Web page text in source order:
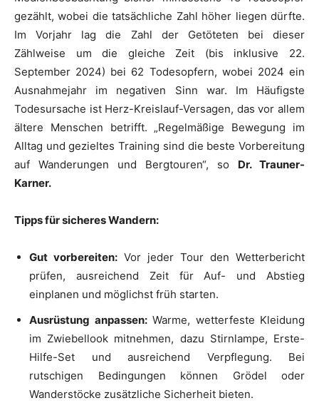
gezählt, wobei die tatsächliche Zahl höher liegen dürfte.
Im Vorjahr lag die Zahl der Getöteten bei dieser
Zählweise um die gleiche Zeit (bis inklusive 22.
September 2024) bei 62 Todesopfern, wobei 2024 ein
Ausnahmejahr im negativen Sinn war. Im Häufigste
Todesursache ist Herz-Kreislauf-Versagen, das vor allem
ältere Menschen betrifft. „Regelmäßige Bewegung im
Alltag und gezieltes Training sind die beste Vorbereitung
auf Wanderungen und Bergtouren“, so Dr. Trauner-
Karner.
Tipps für sicheres Wandern:
Gut vorbereiten: Vor jeder Tour den Wetterbericht
prüfen, ausreichend Zeit für Auf- und Abstieg
einplanen und möglichst früh starten.
Ausrüstung anpassen:Warme, wetterfeste Kleidung
im Zwiebellook mitnehmen, dazu Stirnlampe, Erste-
Hilfe-Set und ausreichend Verpflegung. Bei
rutschigen Bedingungen können Grödel oder
Wanderstöcke zusätzliche Sicherheit bieten.